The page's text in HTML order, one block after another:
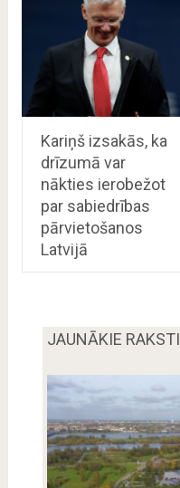
Kariņš izsakās, ka
drīzumā var
nākties ierobežot
par sabiedrības
pārvietošanos
Latvijā
JAUNĀKIE RAKSTI